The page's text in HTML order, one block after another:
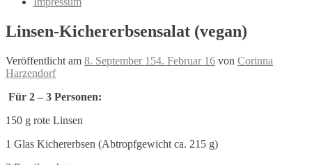
Linsen-Kichererbsensalat (vegan)
Veröffentlicht am 8. September 154. Februar 16 von Corinna
Harzendorf
Für 2 – 3 Personen:
150 g rote Linsen
1 Glas Kichererbsen (Abtropfgewicht ca. 215 g)